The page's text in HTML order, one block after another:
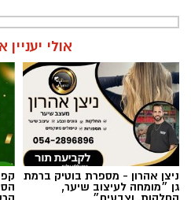
אולי יעניין
ניצן אהרון - מספרת בוטיק ברמת
גן ״מומחה לעיצוב שיער,